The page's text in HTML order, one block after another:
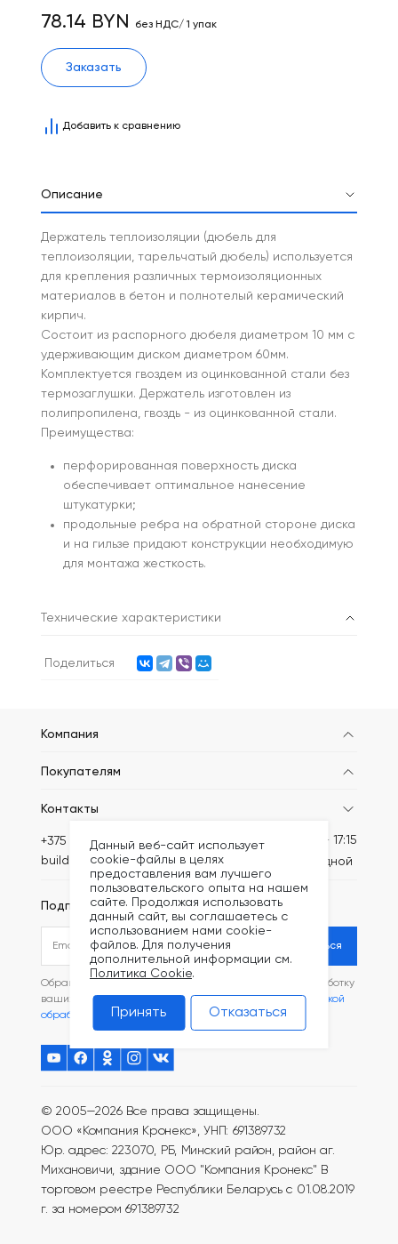
78.14 BYN без НДС/ 1 упак
Заказать
Добавить к сравнению
Описание
Держатель теплоизоляции (дюбель для
теплоизоляции, тарельчатый дюбель) используется
для крепления различных термоизоляционных
материалов в бетон и полнотелый керамический
кирпич.
Cостоит из распорного дюбеля диаметром 10 мм с
удерживающим диском диаметром 60мм.
Комплектуется гвоздем из оцинкованной стали без
термозаглушки. Держатель изготовлен из
полипропилена, гвоздь - из оцинкованной стали.
Преимущества:
перфорированная поверхность диска
обеспечивает оптимальное нанесение
штукатурки;
продольные ребра на обратной стороне диска
и на гильзе придают конструкции необходимую
для монтажа жесткость.
Технические характеристики
Поделиться
Компания
Покупателям
Контакты
+375 (44) 789-62-06
build@kronex-company.by
Пн-Пт: 8:30 - 17:15
Сб-вс: выходной
Подписаться на рассылку
Подписаться
Обращаясь в наш магазин, вы даете согласие на обработку
ваших
персональных данныхи соглашаетесь сПолитикой
обработки файлов Cookie
© 2005—2026 Все права защищены.
ООО «Компания Кронекс», УНП: 691389732
Юр. адрес: 223070, РБ, Минский район, район аг.
Михановичи, здание ООО "Компания Кронекс" В
торговом реестре Республики Беларусь с 01.08.2019
г. за номером 691389732
Данный веб-сайт использует
cookie-файлы в целях
предоставления вам лучшего
пользовательского опыта на нашем
сайте. Продолжая использовать
данный сайт, вы соглашаетесь с
использованием нами cookie-
файлов. Для получения
дополнительной информации см.
Политика Cookie.
Принять Отказаться